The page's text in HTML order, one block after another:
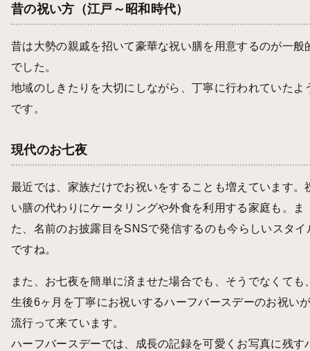
昔の祝い方（江戸～昭和時代）
昔は大勢の親戚を招いて豪華な祝い膳を用意するのが一般
でした。
地域のしきたりを大切にしながら、丁寧に行われていたよ
です。
現代のお七夜
最近では、家族だけでお祝いをすることも増えています。
い膳の代わりにケータリングや外食を利用する家庭も。ま
た、名前のお披露目をSNSで発信するのも今らしいスタイ
ですね。
また、お七夜を簡単に済ませた場合でも、そうでなくても
生後6ヶ月を丁寧にお祝いするハーフバースデーのお祝い
流行って来ています。
ハーフバースデーでは、成長の記録を可愛くお写真に残す